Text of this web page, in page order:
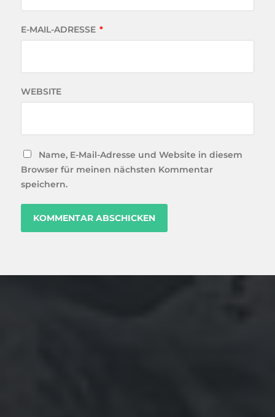
E-MAIL-ADRESSE *
WEBSITE
Name, E-Mail-Adresse und Website in diesem
Browser für meinen nächsten Kommentar
speichern.